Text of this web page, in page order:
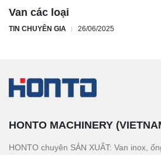
Van các loại
TIN CHUYÊN GIA 26/06/2025
HONTO MACHINERY
HONTO chuyên SẢN XUẤT: Van inox,